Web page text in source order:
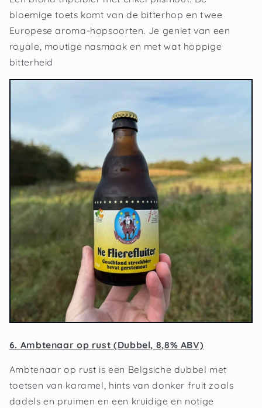
bloemige toets komt van de bitterhop en twee
Europese aroma-hopsoorten. Je geniet van een
royale, moutige nasmaak en met wat hoppige
bitterheid
6. Ambtenaar op rust (Dubbel, 8,8% ABV)
Ambtenaar op rust is een Belgsiche dubbel met
toetsen van karamel, hints van donker fruit zoals
dadels en pruimen en een kruidige en notige